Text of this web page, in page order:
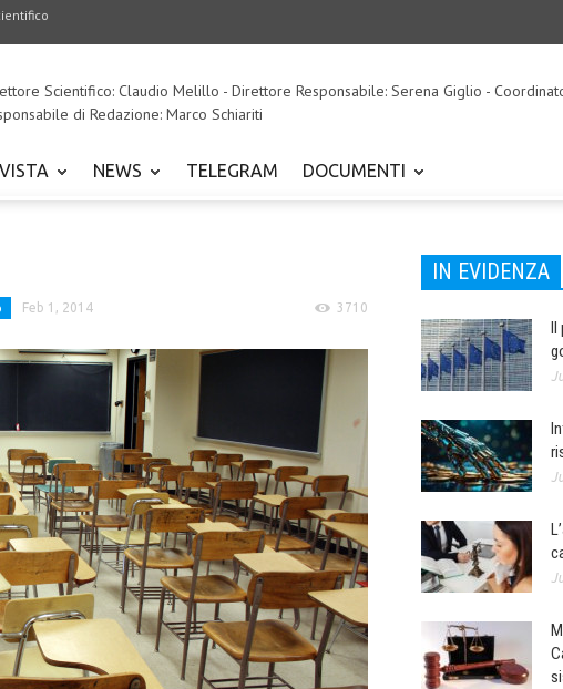
Scientifico: Claudio Melillo - Direttore Responsabile: Serena Giglio -
di Redazione: Marco Schiariti
NEWS TELEGRAM DOCUMENTI
Feb 1, 2014 3710
IN EVIDENZA